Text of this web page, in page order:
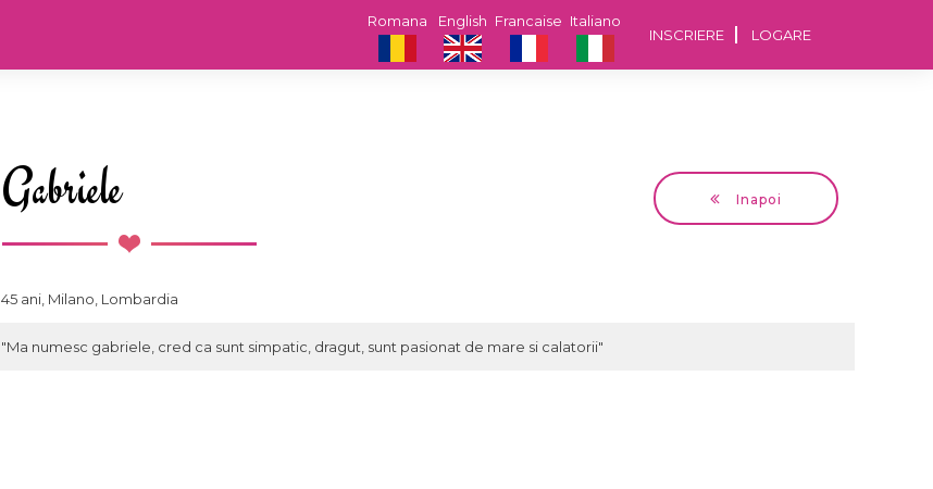
INSCRIERE LOGARE
Italiano
Francaise
English
Romana
Gabriele Inapoi
45 ani, Milano, Lombardia
"Ma numesc gabriele, cred ca sunt simpatic, dragut, sunt pasionat de mare si calatorii"